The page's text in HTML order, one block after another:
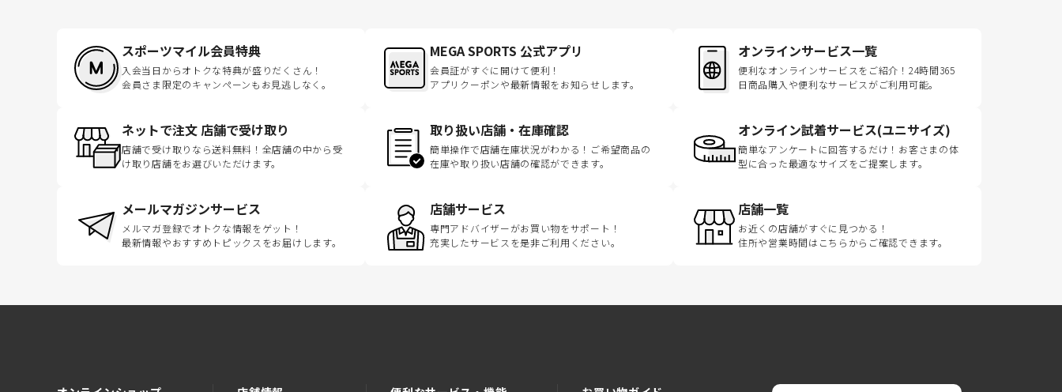
スポーツマイル会員特典
入会当日からオトクな特典が盛りだくさん！
会員さま限定のキャンペーンもお見逃しなく。
MEGA SPORTS 公式アプリ
会員証がすぐに開けて便利！
アプリクーポンや最新情報をお知らせします。
オンラインサービス一覧
便利なオンラインサービスをご紹介！24時間365
日商品購入や便利なサービスがご利用可能。
ネットで注文 店舗で受け取り
店舗で受け取りなら送料無料！全店舗の中から受
け取り店舗をお選びいただけます。
取り扱い店舗・在庫確認
簡単操作で店舗在庫状況がわかる！ご希望商品の
在庫や取り扱い店舗の確認ができます。
オンライン試着サービス(ユニサイズ)
簡単なアンケートに回答するだけ！お客さまの体
型に合った最適なサイズをご提案します。
メールマガジンサービス
メルマガ登録でオトクな情報をゲット！
最新情報やおすすめトピックスをお届けします。
店舗サービス
専門アドバイザーがお買い物をサポート！
充実したサービスを是非ご利用ください。
店舗一覧
お近くの店舗がすぐに見つかる！
住所や営業時間はこちらからご確認できます。